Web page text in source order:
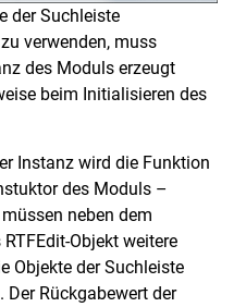
der Suchleiste
verwenden, muss
des Moduls erzeugt
beim Initialisieren des
Instanz wird die Funktion
des Moduls –
neben dem
Objekt weitere
Objekte der Suchleiste
Der Rückgabewert der